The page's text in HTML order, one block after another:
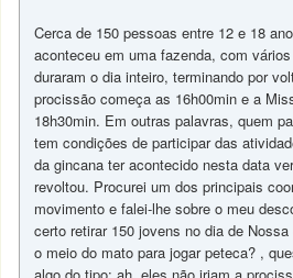
Cerca de 150 pessoas entre 12 e 18
aconteceu em uma fazenda, com
duraram o dia inteiro, terminando por
procissão começa as 16h00min e a
18h30min. Em outras palavras, quem
tem condições de participar das
da gincana ter acontecido nesta data
revoltou. Procurei um dos principais
movimento e falei-lhe sobre o meu
certo retirar 150 jovens no dia de
o meio do mato para jogar peteca? ,